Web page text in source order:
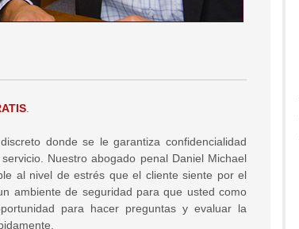
donde se le garantiza confidencialidad
Nuestro abogado penal Daniel Michael
al nivel de estrés que el cliente siente por el
ambiente de seguridad para que usted como
para hacer preguntas y evaluar la